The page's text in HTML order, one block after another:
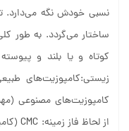
نسبی خودش نگه می‌دارد.
ساختار می‌گردد. به طور
کوتاه و یا بلند و
زیستی:کامپوزیت‌های
کامپوزیت‌های مصنوعی
از لحاظ فاز زمینه: CMC